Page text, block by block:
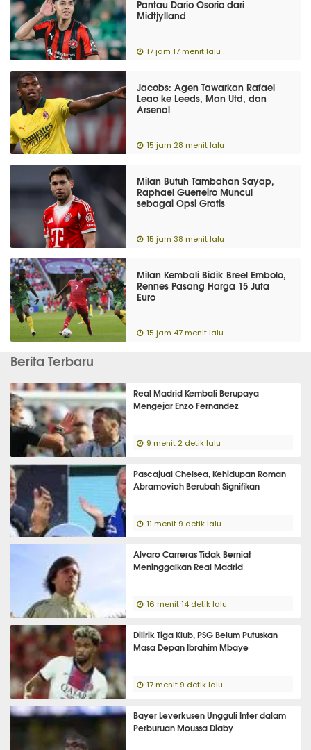
Pantau Dario Osorio dari
Midtjylland
17 jam 17 menit lalu
Jacobs: Agen Tawarkan Rafael
Leao ke Leeds, Man Utd, dan
Arsenal
15 jam 28 menit lalu
Milan Butuh Tambahan Sayap,
Raphael Guerreiro Muncul
sebagai Opsi Gratis
15 jam 38 menit lalu
Milan Kembali Bidik Breel Embolo,
Rennes Pasang Harga 15 Juta
Euro
15 jam 47 menit lalu
Berita Terbaru
Real Madrid Kembali Berupaya
Mengejar Enzo Fernandez
9 menit 2 detik lalu
Pascajual Chelsea, Kehidupan Roman
Abramovich Berubah Signifikan
11 menit 9 detik lalu
Alvaro Carreras Tidak Berniat
Meninggalkan Real Madrid
16 menit 14 detik lalu
Dilirik Tiga Klub, PSG Belum Putuskan
Masa Depan Ibrahim Mbaye
17 menit 9 detik lalu
Bayer Leverkusen Ungguli Inter dalam
Perburuan Moussa Diaby